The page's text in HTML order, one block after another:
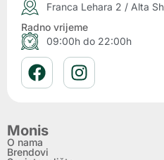
Franca Lehara 2 / Alta
Radno vrijeme
09:00h do 22:00h
Monis
O nama
Brendovi